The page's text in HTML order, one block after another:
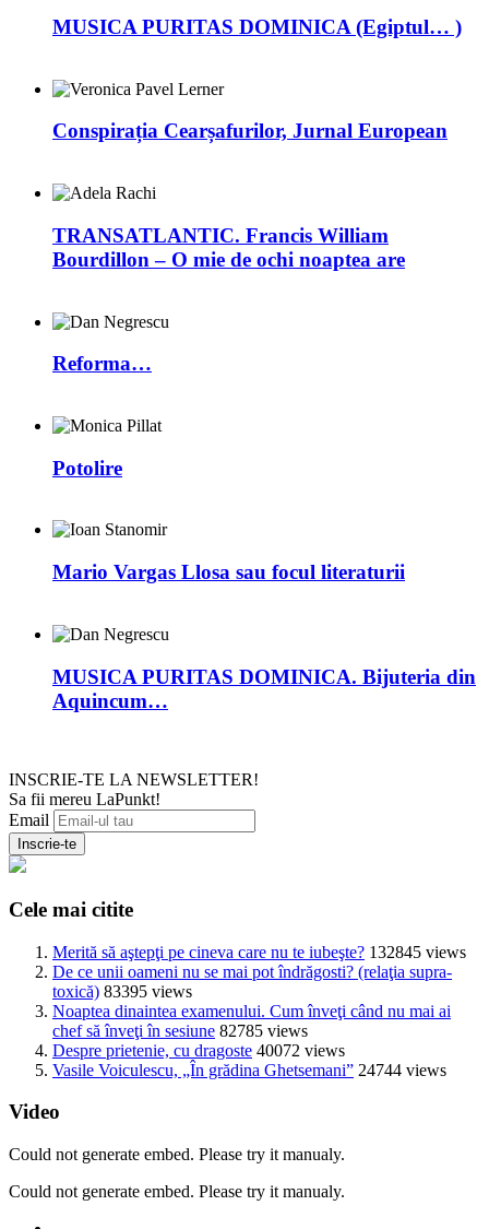
MUSICA PURITAS DOMINICA (Egiptul… )
Conspirația Cearșafurilor, Jurnal European
TRANSATLANTIC. Francis William
Bourdillon – O mie de ochi noaptea are
Reforma…
Potolire
Mario Vargas Llosa sau focul literaturii
MUSICA PURITAS DOMINICA. Bijuteria din
Aquincum…
INSCRIE-TE LA NEWSLETTER!
Sa fii mereu LaPunkt!
Email
Cele mai citite
Merită să aştepţi pe cineva care nu te iubeşte? 132845 views
De ce unii oameni nu se mai pot îndrăgosti? (relaţia supra-
toxică) 83395 views
Noaptea dinaintea examenului. Cum înveţi când nu mai ai
chef să înveţi în sesiune 82785 views
Despre prietenie, cu dragoste 40072 views
Vasile Voiculescu, „În grădina Ghetsemani” 24744 views
Video
Could not generate embed. Please try it manualy.
Could not generate embed. Please try it manualy.